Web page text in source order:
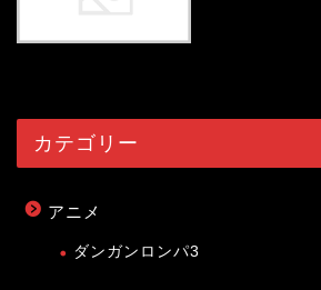
カテゴリー
アニメ
ダンガンロンパ3